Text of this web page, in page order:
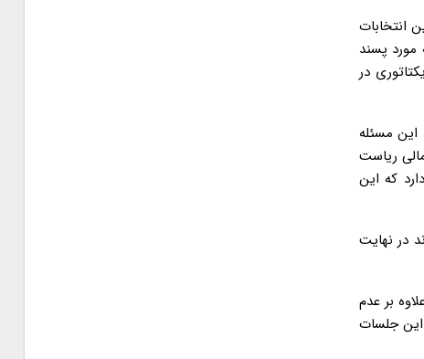
انتخابات
پسند
در
این مسئله
ریاست
که این
در نهایت
بر عدم
این جلسات